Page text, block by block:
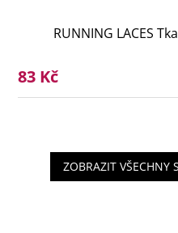
RUNNING LACES
83 Kč
ZOBRAZIT VŠECHNY